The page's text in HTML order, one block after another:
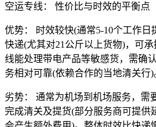
空运专线： 性价比与时效的平衡点
优势： 时效较快(通常5-10个工作
快递(尤其对21公斤以上货物)，可
线能处理带电产品等敏感货，需确
务相对可靠(依赖合作的当地清关行)
劣势： 通常为机场到机场服务，需
完成清关及提货(部分服务商可提供